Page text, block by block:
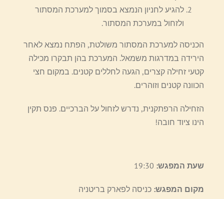
להגיע לחניון הנמצא בסמוך למערכת המסתור
ולזחול במערכת המסתור.
הכניסה למערכת המסתור משולטת, הפתח נמצא לאחר
הירידה במדרגות משמאל. המערכת בהן תבקרו מכילה
קטעי זחילה קצרים, הגעה לחללים קטנים. במקום חצי
הכוונה קטנים וזוהרים.
הזחילה הרפתקנית, נדרש לזחול על הברכיים. פנס תקין
הינו ציוד חובה!
שעת המפגש:
מקום המפגש: כניסה לפארק בריטניה